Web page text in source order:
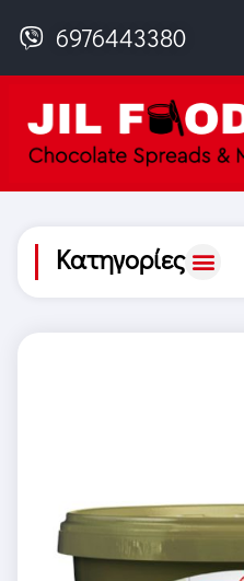
6976443380
Κατηγορίες